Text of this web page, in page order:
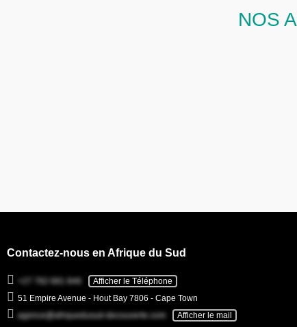
NOS
Contactez-nous en Afrique du Sud
+27 782 681 846
Afficher le Téléphone
51 Empire Avenue - Hout Bay 7806 - Cape Town
agence@afriquedusud-decouverte.com
Afficher le mail